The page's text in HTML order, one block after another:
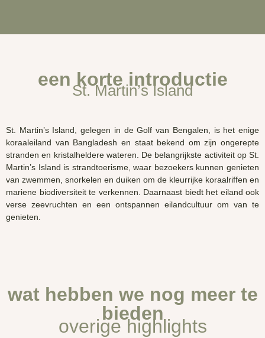
een korte introductie
St. Martin’s Island
St. Martin’sIsland, gelegen in de Golf van Bengalen, is het enige
koraaleiland van Bangladesh en staat bekend om zijn ongerepte
stranden en kristalheldere wateren. De belangrijkste activiteit op St.
Martin’s Island is strandtoerisme, waar bezoekers kunnen genieten
van zwemmen, snorkelen en duiken om de kleurrijke koraalriffen en
mariene biodiversiteit te verkennen. Daarnaast biedt het eiland ook
verse zeevruchten en een ontspannen eilandcultuur om van te
genieten.
wat hebben we nog meer te
bieden
overige highlights